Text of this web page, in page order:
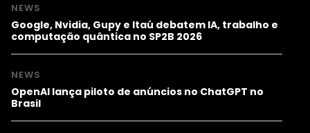
NEWS
Google, Nvidia, Gupy e Itaú debatem IA, trabalho e
computação quântica no SP2B 2026
NEWS
OpenAI lança piloto de anúncios no ChatGPT no
Brasil